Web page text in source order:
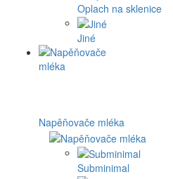
Oplach na sklenice
Jiné
Napěňovače mléka
Subminimal